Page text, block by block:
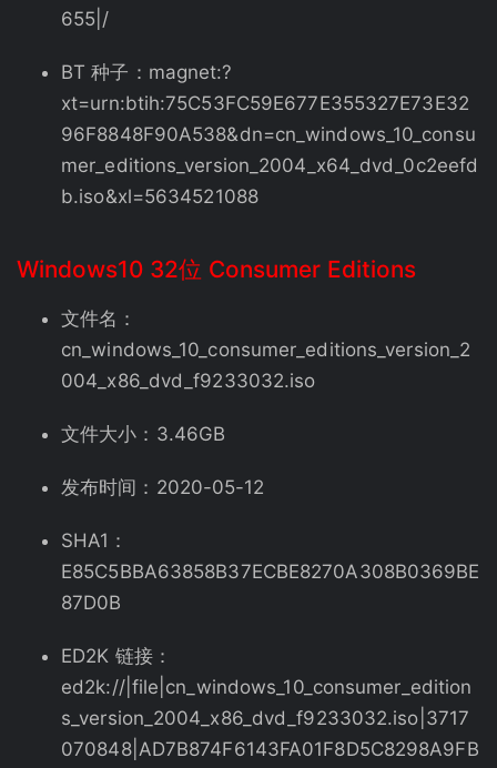
655|/
BT 种子：magnet:?
xt=urn:btih:75C53FC59E677E355327E73E32
96F8848F90A538&dn=cn_windows_10_consu
mer_editions_version_2004_x64_dvd_0c2eefd
b.iso&xl=5634521088
Windows10 32位 Consumer Editions
文件名：
cn_windows_10_consumer_editions_version_2
004_x86_dvd_f9233032.iso
文件大小：3.46GB
发布时间：2020-05-12
SHA1：
E85C5BBA63858B37ECBE8270A308B0369BE
87D0B
ED2K 链接：
ed2k://|file|cn_windows_10_consumer_edition
s_version_2004_x86_dvd_f9233032.iso|3717
070848|AD7B874F6143FA01F8D5C8298A9FB